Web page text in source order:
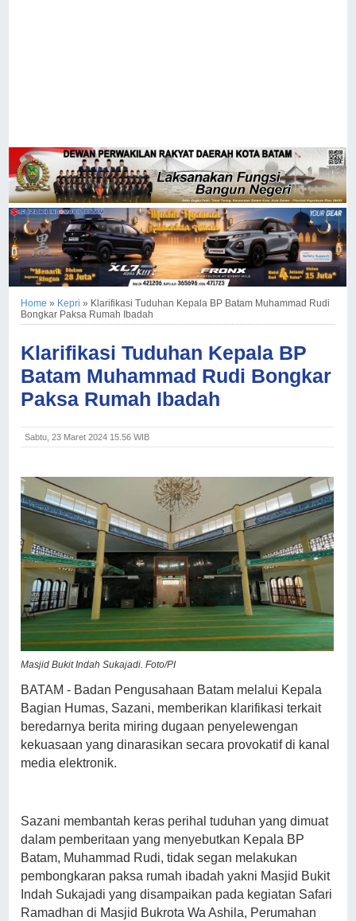
Home » Kepri » Klarifikasi Tuduhan Kepala BP Batam Muhammad Rudi
Bongkar Paksa Rumah Ibadah
Klarifikasi Tuduhan Kepala BP
Batam Muhammad Rudi Bongkar
Paksa Rumah Ibadah
Sabtu, 23 Maret 2024 15.56 WIB
Masjid Bukit Indah Sukajadi. Foto/PI
BATAM - Badan Pengusahaan Batam melalui Kepala
Bagian Humas, Sazani, memberikan klarifikasi terkait
beredarnya berita miring dugaan penyelewengan
kekuasaan yang dinarasikan secara provokatif di kanal
media elektronik.
Sazani membantah keras perihal tuduhan yang dimuat
dalam pemberitaan yang menyebutkan Kepala BP
Batam, Muhammad Rudi, tidak segan melakukan
pembongkaran paksa rumah ibadah yakni Masjid Bukit
Indah Sukajadi yang disampaikan pada kegiatan Safari
Ramadhan di Masjid Bukrota Wa Ashila, Perumahan